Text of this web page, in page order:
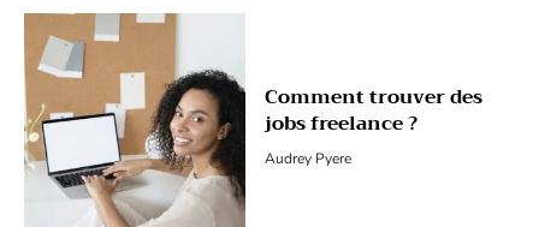
Comment trouver des
jobs freelance ?
Audrey Pyere